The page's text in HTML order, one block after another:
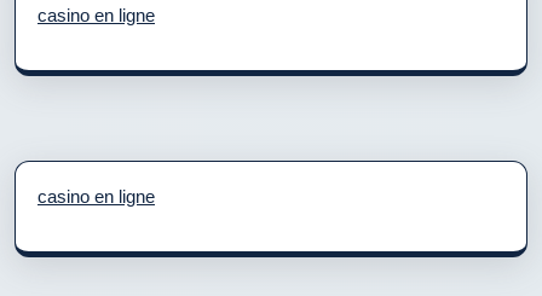
casino en ligne
casino en ligne